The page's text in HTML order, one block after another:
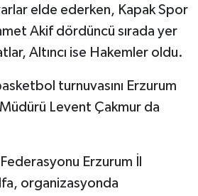
elde ederken, Kapak Spor
Akif dördüncü sırada yer
Altıncı ise Hakemler oldu.
turnuvasını Erzurum
Levent Çakmur da
Erzurum İl
organizasyonda